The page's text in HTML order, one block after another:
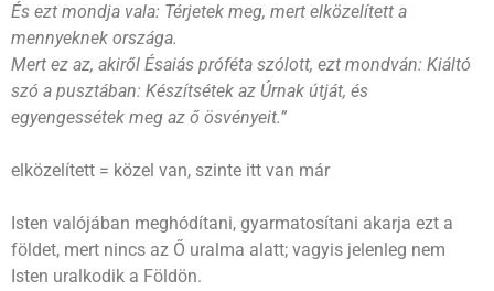
És ezt mondja vala: Térjetek meg, mert elközelített a
mennyeknek országa.
Mert ez az, akiről Ésaiás próféta szólott, ezt mondván: Kiáltó
szó a pusztában: Készítsétek az Úrnak útját, és
egyengessétek meg az ő ösvényeit.”
elközelített = közel van, szinte itt van már
Isten valójában meghódítani, gyarmatosítani akarja ezt a
földet, mert nincs az Ő uralma alatt; vagyis jelenleg nem
Isten uralkodik a Földön.